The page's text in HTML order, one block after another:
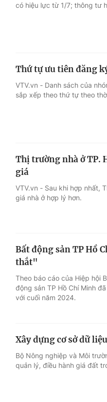
có hiệu lực từ 1/7; thông tư
Thứ tự ưu tiên đăng
VTV.vn - Danh sách của
sắp xếp theo thứ tự theo
Thị trường nhà ở TP.
giá
VTV.vn - Sau khi hợp nhất,
giá nhà ở hợp lý hơn.
Bất động sản TP Hồ
thắt"
Theo báo cáo của Hiệp hội
động sản TP Hồ Chí Minh
với cuối năm 2024.
Xây dựng cơ sở dữ
Bộ Nông nghiệp và Môi
quản lý, điều hành giá đất